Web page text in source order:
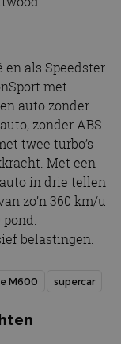
en als Speedster
met
auto zonder
zonder ABS
twee turbo’s
Met een
in drie tellen
zo’n 360 km/u
pond.
belastingen.
M600 supercar